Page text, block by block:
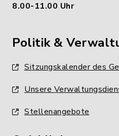
8.00-11.00 Uhr
Politik &
Sitzungskalender des
Unsere
Stellenangebote